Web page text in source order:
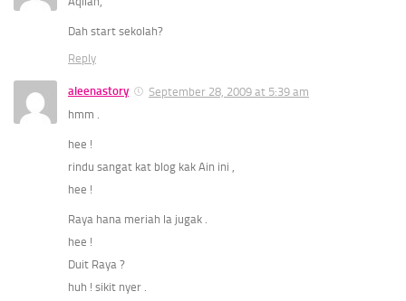
Dah start sekolah?
Reply
aleenastory
September 28, 2009 at 5:39 am
hmm .
hee !
rindu sangat kat blog kak Ain ini ,
hee !
Raya hana meriah la jugak .
hee !
Duit Raya ?
huh ! sikit nyer .